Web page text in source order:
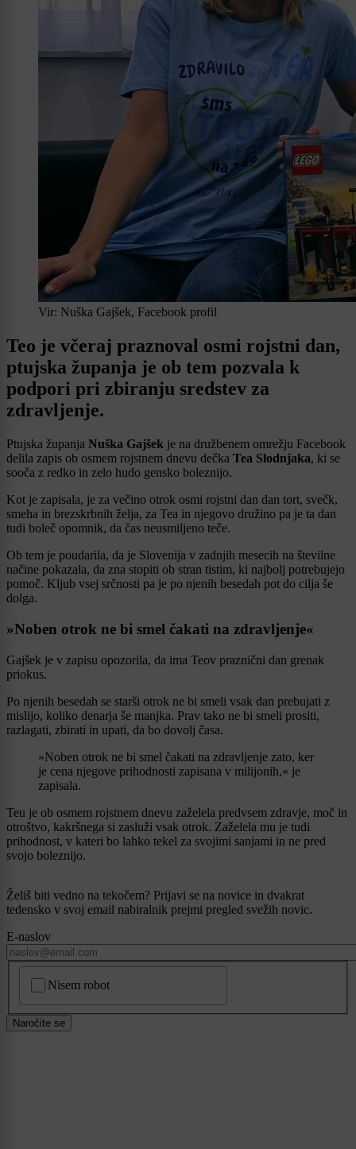
Vir: Nuška Gajšek, Facebook profil
Teo je včeraj praznoval osmi rojstni dan,
ptujska županja je ob tem pozvala k
podpori pri zbiranju sredstev za
zdravljenje.
Ptujska županja Nuška Gajšek je na družbenem omrežju Facebook
delila zapis ob osmem rojstnem dnevu dečka Tea Slodnjaka, ki se
sooča z redko in zelo hudo gensko boleznijo.
Kot je zapisala, je za večino otrok osmi rojstni dan dan tort, svečk,
smeha in brezskrbnih želja, za Tea in njegovo družino pa je ta dan
tudi boleč opomnik, da čas neusmiljeno teče.
Ob tem je poudarila, da je Slovenija v zadnjih mesecih na številne
načine pokazala, da zna stopiti ob stran tistim, ki najbolj potrebujejo
pomoč. Kljub vsej srčnosti pa je po njenih besedah pot do cilja še
dolga.
»Noben otrok ne bi smel čakati na zdravljenje«
Gajšek je v zapisu opozorila, da ima Teov praznični dan grenak
priokus.
Po njenih besedah se starši otrok ne bi smeli vsak dan prebujati z
mislijo, koliko denarja še manjka. Prav tako ne bi smeli prositi,
razlagati, zbirati in upati, da bo dovolj časa.
»Noben otrok ne bi smel čakati na zdravljenje zato, ker
je cena njegove prihodnosti zapisana v milijonih,« je
zapisala.
Teu je ob osmem rojstnem dnevu zaželela predvsem zdravje, moč in
otroštvo, kakršnega si zasluži vsak otrok. Zaželela mu je tudi
prihodnost, v kateri bo lahko tekel za svojimi sanjami in ne pred
svojo boleznijo.
Želiš biti vedno na tekočem? Prijavi se na novice in dvakrat
tedensko v svoj email nabiralnik prejmi pregled svežih novic.
E-naslov
Nisem robot
Naročite se